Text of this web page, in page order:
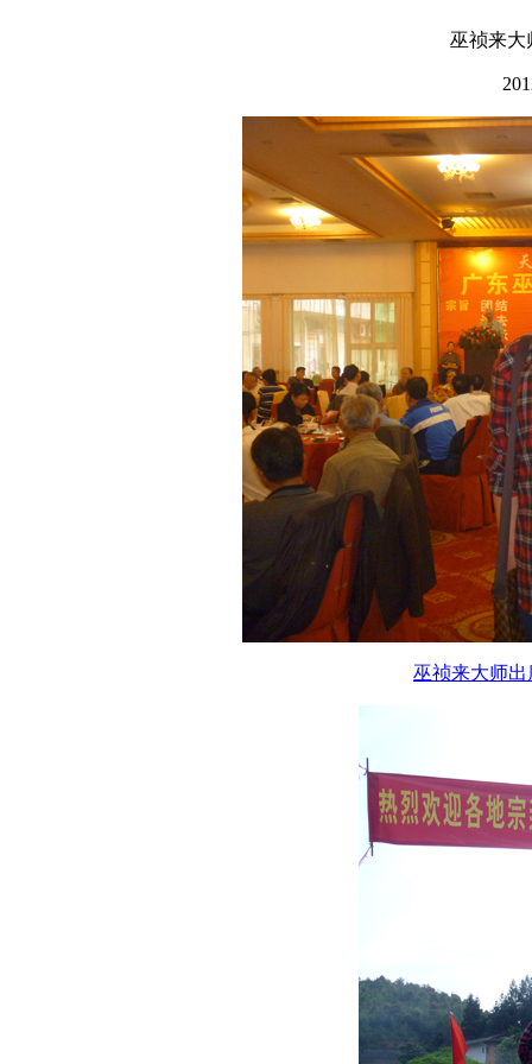
巫祯来大
巫祯来大师出